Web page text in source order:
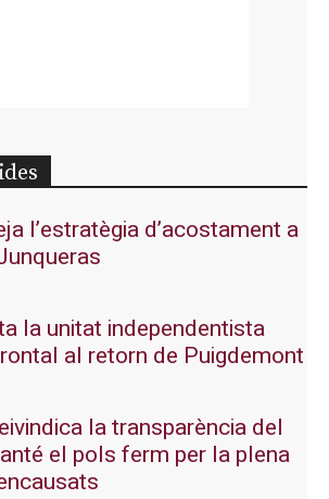
l’estratègia d’acostament a
la unitat independentista
al retorn de Puigdemont
la transparència del
el pols ferm per la plena